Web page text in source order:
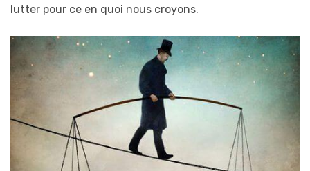
lutter pour ce en quoi nous croyons.